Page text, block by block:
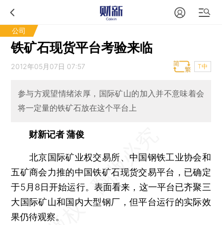
公司
铁矿石现货平台考验来临
2012年05月07日 07:57 T中
参与方观望情绪浓厚，国际矿山的加入并不意味着会
将一定量的铁矿石放在这个平台上
财新记者 蒲俊
北京国际矿业权交易所、中国钢铁工业协会和
五矿商会力推的中国铁矿石现货交易平台，已确定
于5月8日开始运行。表面看来，这一平台已齐聚三
大国际矿山和国内大型钢厂，但平台运行的实际效
果仍待观察。